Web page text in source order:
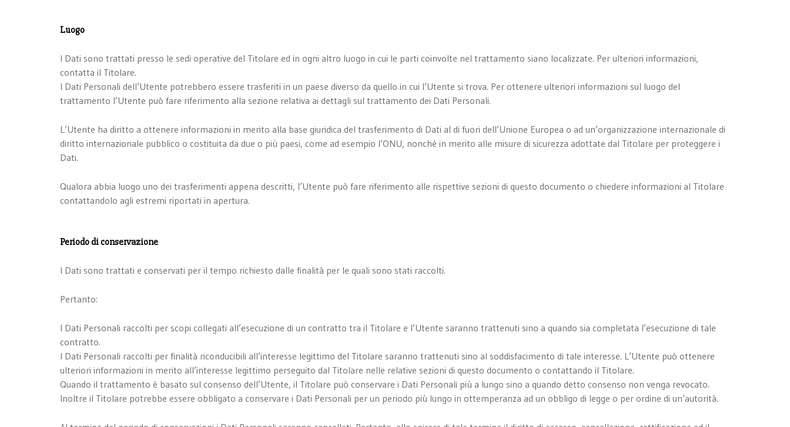
Luogo
I Dati sono trattati presso le sedi operative del Titolare ed in ogni altro luogo in cui le parti coinvolte nel trattamento siano localizzate. Per ulteriori informazioni,
contatta il Titolare.
I Dati Personali dell’Utente potrebbero essere trasferiti in un paese diverso da quello in cui l’Utente si trova. Per ottenere ulteriori informazioni sul luogo del
trattamento l’Utente può fare riferimento alla sezione relativa ai dettagli sul trattamento dei Dati Personali.
L’Utente ha diritto a ottenere informazioni in merito alla base giuridica del trasferimento di Dati al di fuori dell’Unione Europea o ad un’organizzazione internazionale di
diritto internazionale pubblico o costituita da due o più paesi, come ad esempio l’ONU, nonché in merito alle misure di sicurezza adottate dal Titolare per proteggere i
Dati.
Qualora abbia luogo uno dei trasferimenti appena descritti, l’Utente può fare riferimento alle rispettive sezioni di questo documento o chiedere informazioni al Titolare
contattandolo agli estremi riportati in apertura.
Periodo di conservazione
I Dati sono trattati e conservati per il tempo richiesto dalle finalità per le quali sono stati raccolti.
Pertanto:
I Dati Personali raccolti per scopi collegati all’esecuzione di un contratto tra il Titolare e l’Utente saranno trattenuti sino a quando sia completata l’esecuzione di tale
contratto.
I Dati Personali raccolti per finalità riconducibili all’interesse legittimo del Titolare saranno trattenuti sino al soddisfacimento di tale interesse. L’Utente può ottenere
ulteriori informazioni in merito all’interesse legittimo perseguito dal Titolare nelle relative sezioni di questo documento o contattando il Titolare.
Quando il trattamento è basato sul consenso dell’Utente, il Titolare può conservare i Dati Personali più a lungo sino a quando detto consenso non venga revocato.
Inoltre il Titolare potrebbe essere obbligato a conservare i Dati Personali per un periodo più lungo in ottemperanza ad un obbligo di legge o per ordine di un’autorità.